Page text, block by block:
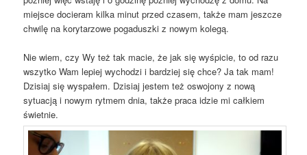
miejsce docieram kilka minut przed czasem, także mam jeszcze
chwilę na korytarzowe pogaduszki z nowym kolegą.
Nie wiem, czy Wy też tak macie, że jak się wyśpicie, to od razu
wszytko Wam lepiej wychodzi i bardziej się chce? Ja tak mam!
Dzisiaj się wyspałem. Dzisiaj jestem też oswojony z nową
sytuacją i nowym rytmem dnia, także praca idzie mi całkiem
świetnie.